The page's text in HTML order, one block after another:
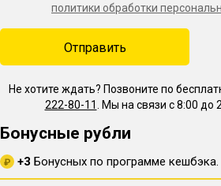
политики обработки
Не хотите ждать? Позвоните по
222-80-11 . Мы на связи с 8:00 до
Бонусные рубли
₽ +3 Бонусных по программе кешбэка.